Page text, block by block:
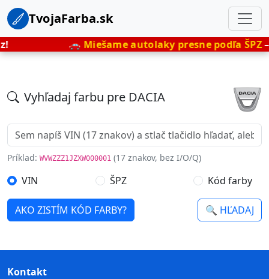
TvojaFarba.sk
🚗Miešame autolaky presne podľa ŠPZ–
Vyhľadaj farbu pre DACIA
Príklad: WVWZZZ1JZXW000001 (17 znakov, bez I/O/Q)
VIN ŠPZ Kód farby
AKO ZISTÍM KÓD FARBY? 🔍 HĽADAJ
Kontakt